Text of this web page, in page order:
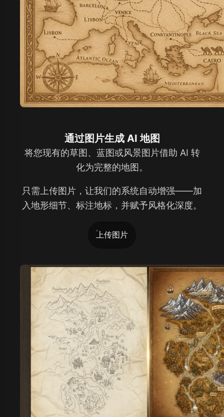
通过图片生成 AI 地图
将您现有的草图、蓝图或风景图片借助 AI 转
化为完整的地图。
只需上传图片，让我们的系统自动增强——加
入地形细节、标注地标，并赋予风格化深度。
上传图片